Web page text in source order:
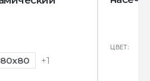
80x80 +1
ЦВЕТ: